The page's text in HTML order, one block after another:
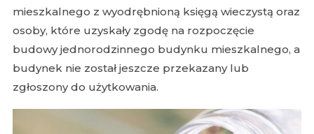
mieszkalnego z wyodrębnioną księgą wieczystą oraz
osoby, które uzyskały zgodę na rozpoczęcie
budowy jednorodzinnego budynku mieszkalnego, a
budynek nie został jeszcze przekazany lub
zgłoszony do użytkowania.